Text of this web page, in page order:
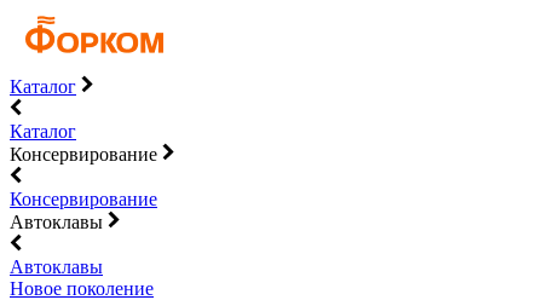
Каталог
Каталог
Консервирование
Консервирование
Автоклавы
Автоклавы
Новое поколение